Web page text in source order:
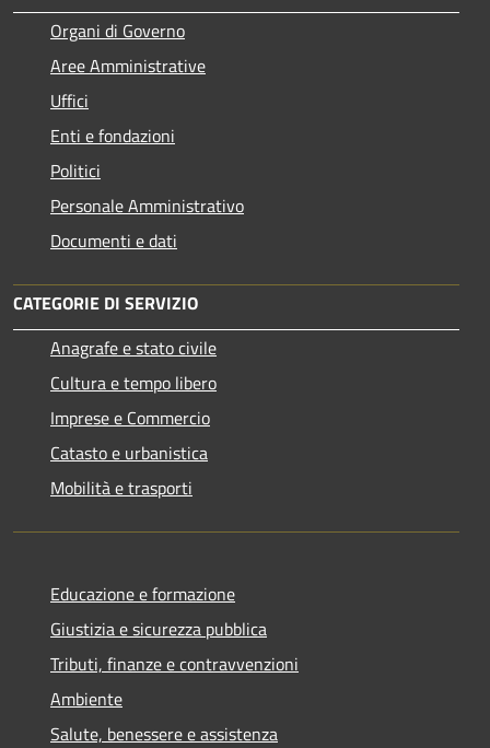
Organi di Governo
Aree Amministrative
Uffici
Enti e fondazioni
Politici
Personale Amministrativo
Documenti e dati
CATEGORIE DI SERVIZIO
Anagrafe e stato civile
Cultura e tempo libero
Imprese e Commercio
Catasto e urbanistica
Mobilità e trasporti
Educazione e formazione
Giustizia e sicurezza pubblica
Tributi, finanze e contravvenzioni
Ambiente
Salute, benessere e assistenza